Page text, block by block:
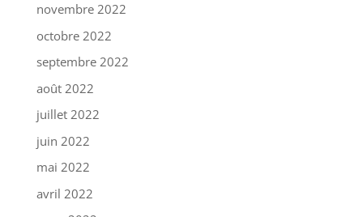
novembre 2022
octobre 2022
septembre 2022
août 2022
juillet 2022
juin 2022
mai 2022
avril 2022